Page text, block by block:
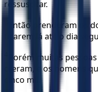
ressuscitar.
Então prenderam os
ficarem lá até o dia
Porém muitas
creram, e os homens
cinco mil.